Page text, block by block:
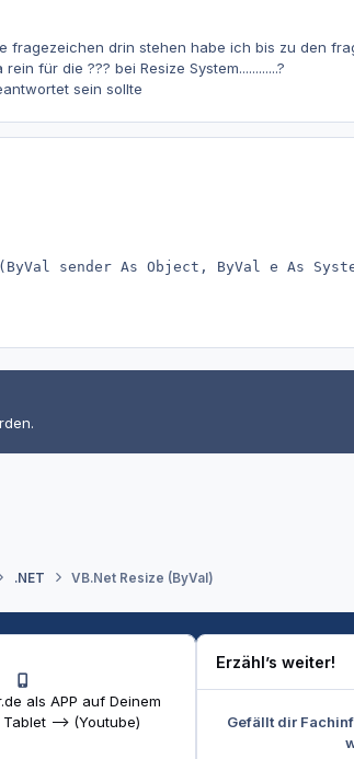
fragezeichen drin stehen habe ich bis zu den
für die ??? bei Resize System............?
sein sollte
sender As Object, ByVal e As
.NET VB.Net Resize (ByVal)
als APP auf Deinem
--> (Youtube)
Erzähl’s weiter!
Gefällt dir